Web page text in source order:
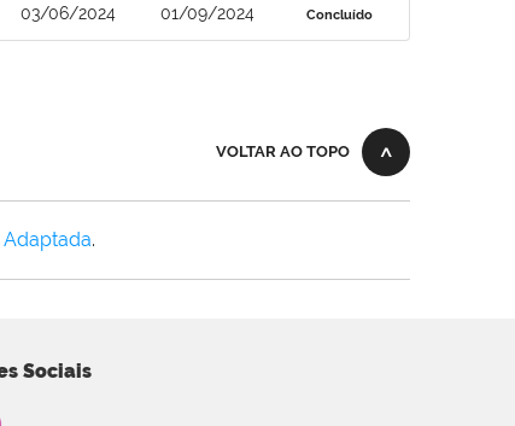
03/06/2024 01/09/2024 Concluído
VOLTAR AO TOPO
.
Sociais